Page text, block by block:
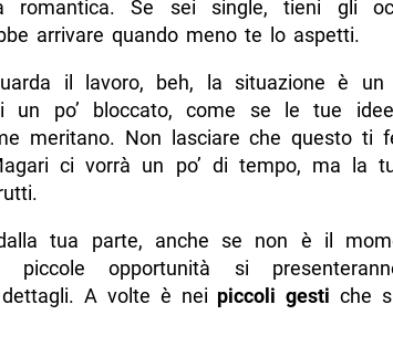
romantica. Se sei single, tieni gli
arrivare quando meno te lo aspetti.
il lavoro, beh, la situazione è
un po’ bloccato, come se le tue
meritano. Non lasciare che questo ti
ci vorrà un po’ di tempo, ma la
tua parte, anche se non è il
opportunità si
A volte è nei piccoli gesti che